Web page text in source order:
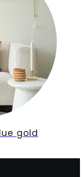
gold